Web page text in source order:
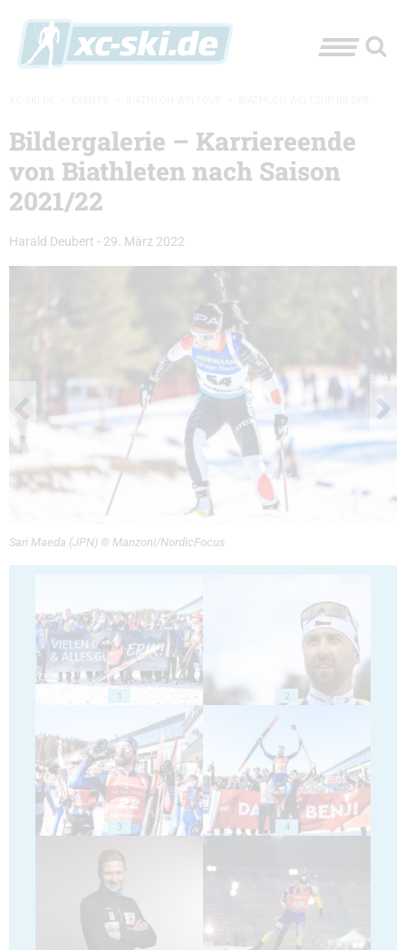
Bildergalerie – Karriereende
von Biathleten nach Saison
2021/22
Harald Deubert - 29. März 2022
Sari Maeda (JPN) © Manzoni/NordicFocus
1 2
3 4